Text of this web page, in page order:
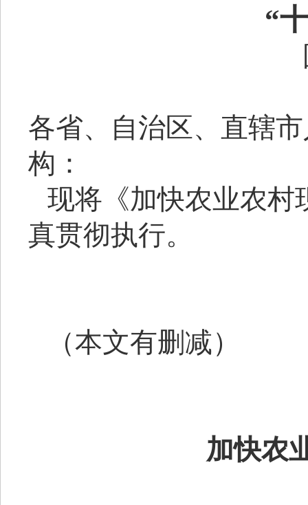
“
各省、自治区、直辖
构：
现将《加快农业农村
真贯彻执行。
（本文有删减）
加快农